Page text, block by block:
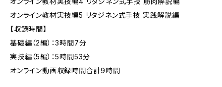
オンライン教材実技編5 リタジネン式手技 実践解説編
【収録時間】
基礎編（2編）：3時間7分
実技編（5編）：5時間53分
オンライン動画収録時間合計9時間